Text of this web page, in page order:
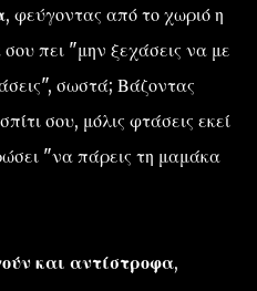
, φεύγοντας από το χωριό η
πει "μην ξεχάσεις να με
σωστά; Βάζοντας
σου, μόλις φτάσεις εκεί
"να πάρεις τη μαμάκα
και αντίστροφα,